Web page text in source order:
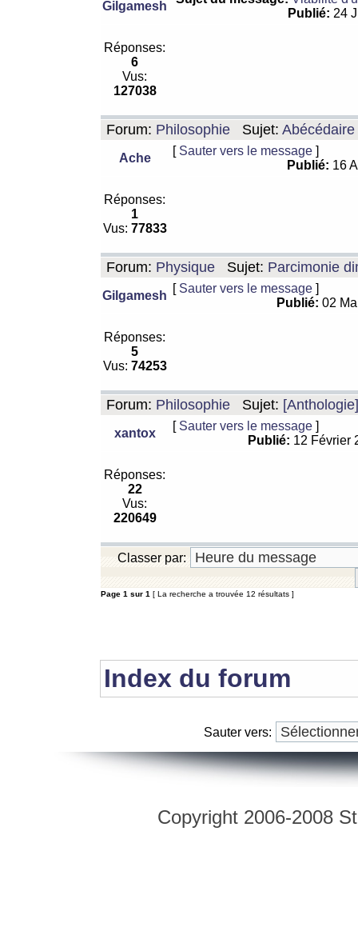
Gilgamesh
Publié: 24
Réponses:
6
Vus:
127038
Forum: Philosophie Sujet: Abécédaire
Ache
[ Sauter vers le message ]
Publié: 16
Réponses:
1
Vus: 77833
Forum: Physique Sujet: Parcimonie
Gilgamesh
[ Sauter vers le message ]
Publié: 02
Réponses:
5
Vus: 74253
Forum: Philosophie Sujet:
xantox
[ Sauter vers le message ]
Publié: 12 Février
Réponses:
22
Vus:
220649
Classer par:
Page 1 sur 1 [ La recherche a trouvée 12 résultats ]
Index du forum
Sauter vers:
Copyright 2006-2008